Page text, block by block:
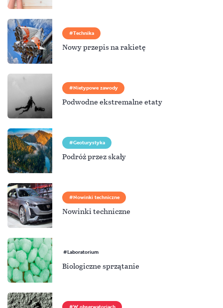
Technika
Nowy przepis na rakietę
Nietypowe zawody
Podwodne ekstremalne etaty
Geoturystyka
Podróż przez skały
Nowinki techniczne
Nowinki techniczne
Laboratorium
Biologiczne sprzątanie